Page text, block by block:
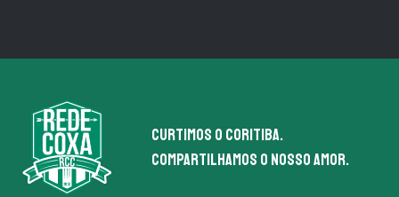
Curtimos o coritiba.
Compartilhamos o nosso amor.